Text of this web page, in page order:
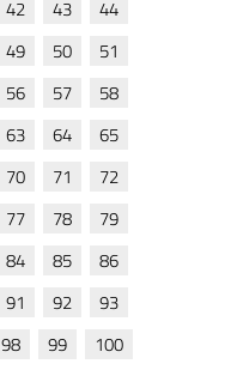
42 43
44
49 50
51
56 57
58
63 64
65
70 71
72
77 78
79
84 85
86
91 92
93
98 99
100